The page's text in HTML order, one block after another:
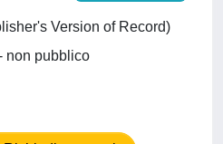
Version of Record)
non pubblico